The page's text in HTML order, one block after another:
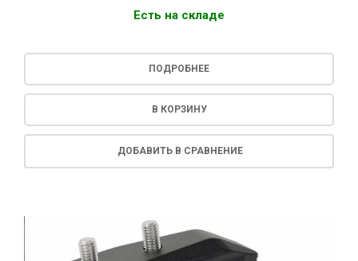
Есть на складе
ПОДРОБНЕЕ
В КОРЗИНУ
ДОБАВИТЬ В СРАВНЕНИЕ